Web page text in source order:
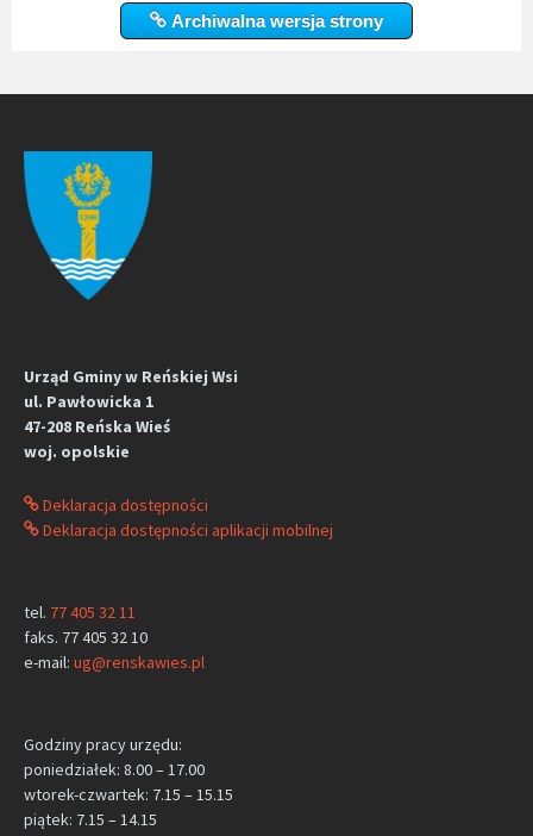
Archiwalna wersja strony
Urząd Gminy w Reńskiej Wsi
ul. Pawłowicka 1
47-208 Reńska Wieś
woj. opolskie
Deklaracja dostępności
Deklaracja dostępności aplikacji mobilnej
tel. 77 405 32 11
faks. 77 405 32 10
e-mail: ug@renskawies.pl
Godziny pracy urzędu:
poniedziałek: 8.00 – 17.00
wtorek-czwartek: 7.15 – 15.15
piątek: 7.15 – 14.15